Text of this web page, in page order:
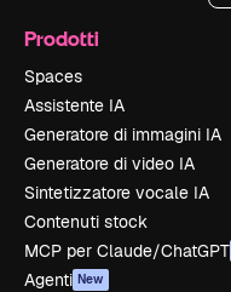
Prodotti
Spaces
Assistente IA
Generatore di immagini IA
Generatore di video IA
Sintetizzatore vocale IA
Contenuti stock
MCP per Claude/ChatGPT
Agenti New